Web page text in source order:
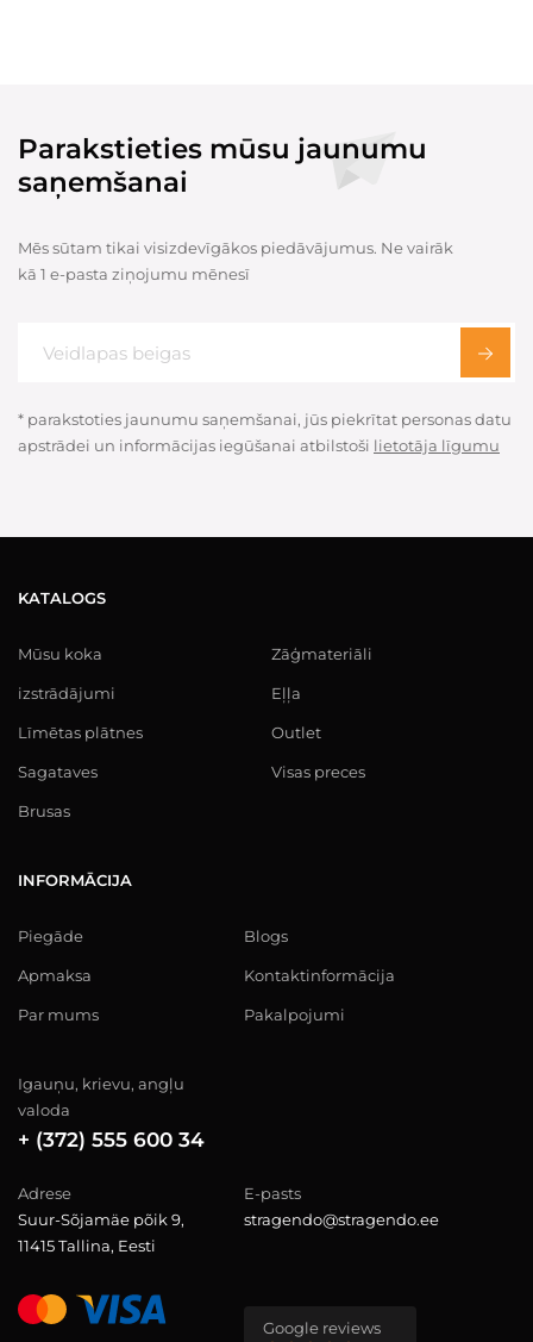
Parakstieties mūsu jaunumu
saņemšanai
Mēs sūtam tikai visizdevīgākos piedāvājumus. Ne vairāk
kā 1 e-pasta ziņojumu mēnesī
* parakstoties jaunumu saņemšanai, jūs piekrītat personas datu
apstrādei un informācijas iegūšanai atbilstoši lietotāja līgumu
KATALOGS
Mūsu koka
izstrādājumi
Līmētas plātnes
Sagataves
Brusas
Zāģmateriāli
Eļļa
Outlet
Visas preces
INFORMĀCIJA
Piegāde
Apmaksa
Par mums
Blogs
Kontaktinformācija
Pakalpojumi
Igauņu, krievu, angļu
valoda
+ (372) 555 600 34
Adrese
Suur-Sõjamäe põik 9,
11415 Tallina, Eesti
E-pasts
stragendo@stragendo.ee
Google reviews